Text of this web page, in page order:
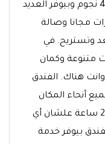
الخيار المثالي ليك. الفندق ده مصنف 4 نجوم وبيوفر العديد
مجانا وصالة
وتستريح. في
متنوعة وكمان
هناك. الفندق
أنحاء المكان
كمان عندهم مكتب استقبال شغال 24 ساعة علشان أي
بيوفر خدمة